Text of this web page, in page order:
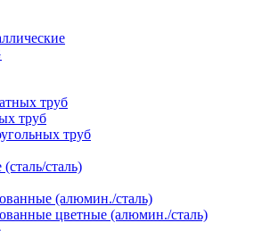
труб
труб
труб
сталь)
(алюмин./сталь)
цветные (алюмин./сталь)